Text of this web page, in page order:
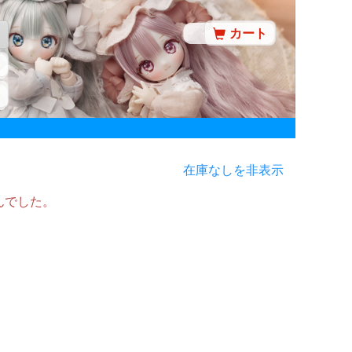
カート
在庫なしを非表示
した。